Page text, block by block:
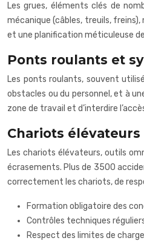
Les grues, éléments clés de
mécanique (câbles, treuils, freins),
et une planification méticuleuse
Ponts roulants et
Les ponts roulants, souvent
obstacles ou du personnel, et à
zone de travail et d’interdire
Chariots
Les chariots élévateurs, outils
écrasements. Plus de 3500
correctement les chariots, de
Formation obligatoire des
Contrôles techniques
Respect des limites de